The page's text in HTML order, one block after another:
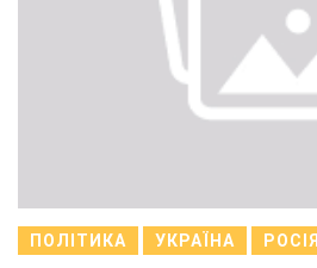
ПОЛІТИКА УКРАЇНА РОСІЯ